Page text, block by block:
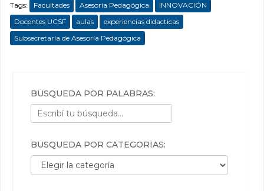
Tags: Facultades Asesoría Pedagógica
INNOVACIÓN
Docentes UCSF
aulas
experiencias didacticas
Subsecretaría de Asesoría Pedagógica
BÚSQUEDA POR PALABRAS:
BÚSQUEDA POR CATEGORÍAS:
Búsqueda por categorías: